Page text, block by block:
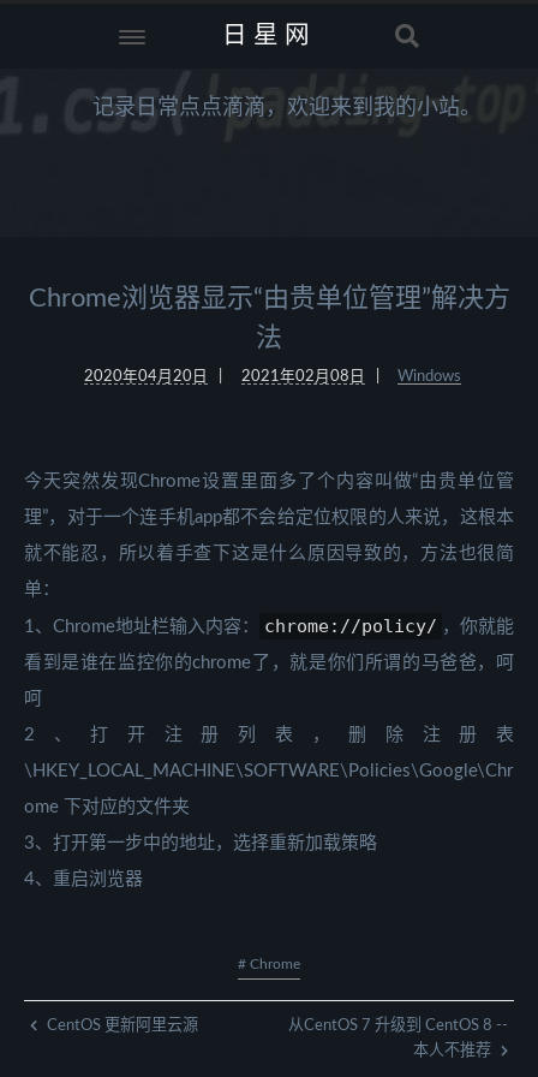
日星网
记录日常点点滴滴，欢迎来到我的小站。
Chrome浏览器显示“由贵单位管理”解决方
法
2020年04月20日 2021年02月08日 Windows
今天突然发现Chrome设置里面多了个内容叫做“由贵单位管
理”，对于一个连手机app都不会给定位权限的人来说，这根本
就不能忍，所以着手查下这是什么原因导致的，方法也很简
单：
1、Chrome地址栏输入内容： chrome://policy/ ，你就能
看到是谁在监控你的chrome了，就是你们所谓的马爸爸，呵
呵
2、打开注册列表，删除注册表
\HKEY_LOCAL_MACHINE\SOFTWARE\Policies\Google\Chr
ome 下对应的文件夹
3、打开第一步中的地址，选择重新加载策略
4、重启浏览器
# Chrome
CentOS 更新阿里云源
从CentOS 7 升级到 CentOS 8 --
本人不推荐